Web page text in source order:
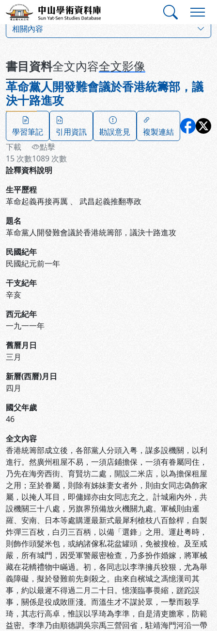
跳到主要內容
中山學術資料庫
相關內容
書目資料全文內容全文影像
革命黨人開發難會議於香港統籌部，議
決十路進攻
學習筆記 引用資訊 勘誤意見
複製連結
下載
15 次數
點擊
1089 次數
詮釋資料說明
生平歷程
革命起義再接再厲 、 武昌起義推翻專政
題名
革命黨人開發難會議於香港統籌部，議決十路進攻
民國紀年
民國紀元前一年
干支紀年
辛亥
西元紀年
一九一一年
舊曆月日
三月
新曆(西曆)月日
四月
國父年歲
46
全文內容
香港統籌部成立後，各部黨人分頭入粤，謀多設機關，以利
進行。然廣州租屋不易，一須店鋪擔保，一須有眷屬同住，
乃先在海旁西街、育賢坊二處，開設二米店，以為擔保租屋
之用；至於眷屬，則除有姊妹妻女者外，則由女同志偽飾家
屬，以掩人耳目，即傭婦亦由女同志充之。計城廂內外，共
設機關三十八處，另旗界預備放火機關九處。軍械則由暹
羅、安南、日本等處購運最新式最犀利槍枝八百餘桿，自製
炸彈三百枚，白刃三百柄，以備「選鋒」之用。運赴粤時，
則飾作頭髮米包，或納諸傢私花盆罐頭，免被搜檢。及至戒
嚴，所有城門，因受軍警嚴密檢查，乃多扮作婚嫁，將軍械
藏在花轎禮物中瞞過。初，各同志以李準擁兵狡狠，尤為舉
義障礙，擬於發難前先刺殺之。由來自檳城之馮憶漢司其
事，約以最遲不得過二月二十日。憶漢臨事畏縮，蹉跎誤
事，關係是役成敗匪淺。而溫生才不謀於眾，一擊而殺孚
琦，其志行高卓，惟誤以孚琦為李準，自是清吏膽寒，防範
益密。李準乃由順德調吳宗禹三營回省，駐靖海門河沿一帶